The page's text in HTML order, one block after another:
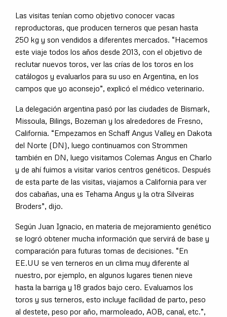
Las visitas tenían como objetivo conocer vacas
reproductoras, que producen terneros que pesan hasta
250 kg y son vendidos a diferentes mercados. “Hacemos
este viaje todos los años desde 2013, con el objetivo de
reclutar nuevos toros, ver las crías de los toros en los
catálogos y evaluarlos para su uso en Argentina, en los
campos que yo aconsejo”, explicó el médico veterinario.
La delegación argentina pasó por las ciudades de Bismark,
Missoula, Bilings, Bozeman y los alrededores de Fresno,
California. “Empezamos en Schaff Angus Valley en Dakota
del Norte (DN), luego continuamos con Strommen
también en DN, luego visitamos Colemas Angus en Charlo
y de ahí fuimos a visitar varios centros genéticos. Después
de esta parte de las visitas, viajamos a California para ver
dos cabañas, una es Tehama Angus y la otra Silveiras
Broders”, dijo.
Según Juan Ignacio, en materia de mejoramiento genético
se logró obtener mucha información que servirá de base y
comparación para futuras tomas de decisiones. “En
EE.UU se ven terneros en un clima muy diferente al
nuestro, por ejemplo, en algunos lugares tienen nieve
hasta la barriga y 18 grados bajo cero. Evaluamos los
toros y sus terneros, esto incluye facilidad de parto, peso
al destete, peso por año, marmoleado, AOB, canal, etc.”,